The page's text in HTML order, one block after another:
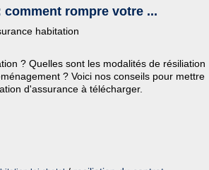
rompre votre ...
habitation
? Quelles sont les modalités de résiliation
? Voici nos conseils pour mettre
d'assurance à télécharger.